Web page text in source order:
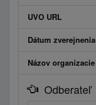
UVO URL
Dátum zverejnenia
Názov organizacie
Odberateľ